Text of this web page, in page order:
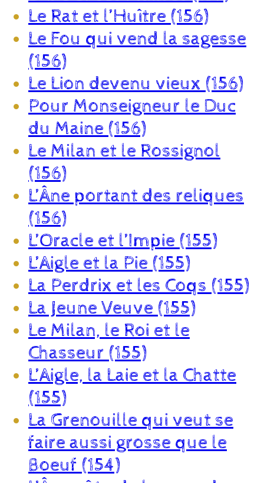
Le Rat et l’Huître (156)
Le Fou qui vend la sagesse
(156)
Le Lion devenu vieux (156)
Pour Monseigneur le Duc
du Maine (156)
Le Milan et le Rossignol
(156)
L’Âne portant des reliques
(156)
L’Oracle et l’Impie (155)
L’Aigle et la Pie (155)
La Perdrix et les Coqs (155)
La Jeune Veuve (155)
Le Milan, le Roi et le
Chasseur (155)
L’Aigle, la Laie et la Chatte
(155)
La Grenouille qui veut se
faire aussi grosse que le
Boeuf (154)